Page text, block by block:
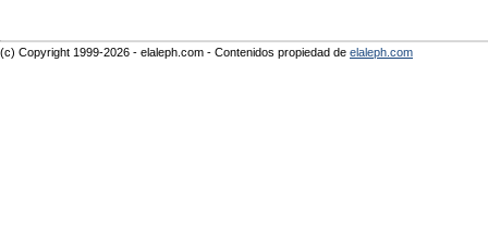
(c) Copyright 1999-2026 - elaleph.com - Contenidos propiedad de elaleph.com